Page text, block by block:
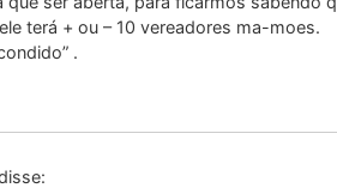
terá + ou – 10 vereadores ma-moes.
.